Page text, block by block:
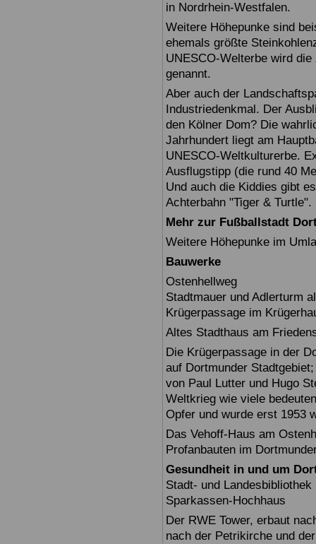
in Nordrhein-Westfalen.
Weitere Höhepunke sind
ehemals größte
UNESCO-Welterbe wird
genannt.
Aber auch der
Industriedenkmal. Der
den Kölner Dom? Die
Jahrhundert liegt am
UNESCO-Weltkulturerbe.
Ausflugstipp (die rund 40
Und auch die Kiddies gibt
Achterbahn "Tiger & Turtle".
Mehr zur Fußballstadt
Weitere Höhepunke im
Bauwerke
Ostenhellweg
Stadtmauer und Adlerturm
Krügerpassage im
Altes Stadthaus am
Die Krügerpassage in der
auf Dortmunder
von Paul Lutter und Hugo
Weltkrieg wie viele
Opfer und wurde erst 1953
Das Vehoff-Haus am
Profanbauten im
Gesundheit in und um
Stadt- und
Sparkassen-Hochhaus
Der RWE Tower, erbaut
nach der Petrikirche und